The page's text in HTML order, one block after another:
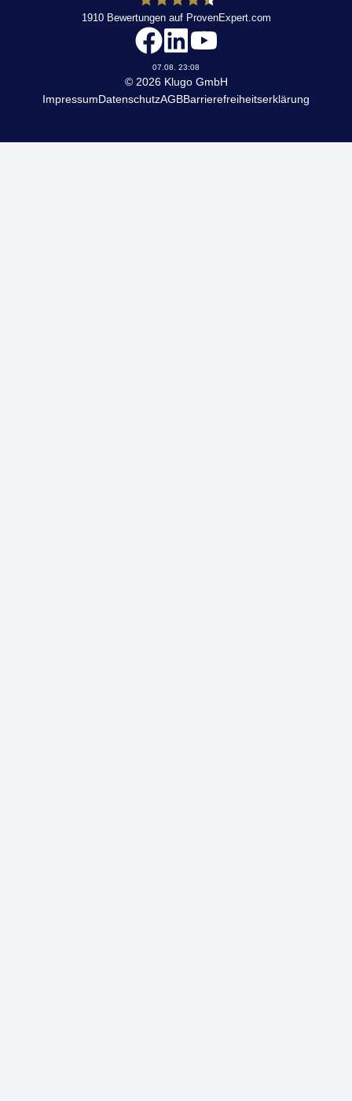
KLUGO
1910Bewertungen auf ProvenExpert.com
07.08. 23:08
© 2026 Klugo GmbH
ImpressumDatenschutzAGBBarrierefreiheitserklärung